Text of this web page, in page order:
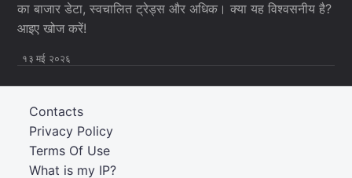
का बाजार डेटा, स्वचालित ट्रेड्स और अधिक। क्या यह विश्वसनीय है?
आइए खोज करें!
१३ मई २०२६
What is my IP?
Terms Of Use
Privacy Policy
Contacts